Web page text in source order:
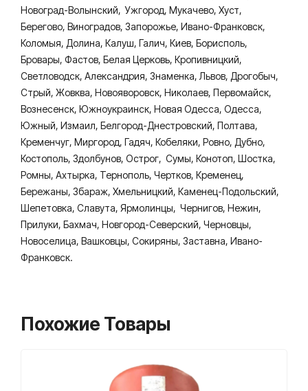
Новоград-Волынский, Ужгород, Мукачево, Хуст,
Берегово, Виноградов, Запорожье, Ивано-Франковск,
Коломыя, Долина, Калуш, Галич, Киев, Борисполь,
Бровары, Фастов, Белая Церковь, Кропивницкий,
Светловодск, Александрия, Знаменка, Львов, Дрогобыч,
Стрый, Жовква, Новояворовск, Николаев, Первомайск,
Вознесенск, Южноукраинск, Новая Одесса, Одесса,
Южный, Измаил, Белгород-Днестровский, Полтава,
Кременчуг, Миргород, Гадяч, Кобеляки, Ровно, Дубно,
Костополь, Здолбунов, Острог, Сумы, Конотоп, Шостка,
Ромны, Ахтырка, Тернополь, Чертков, Кременец,
Бережаны, Збараж, Хмельницкий, Каменец-Подольский,
Шепетовка, Славута, Ярмолинцы, Чернигов, Нежин,
Прилуки, Бахмач, Новгород-Северский, Черновцы,
Новоселица, Вашковцы, Сокиряны, Заставна, Ивано-
Франковск.
Похожие Товары